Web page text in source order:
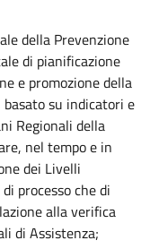
della Prevenzione
di pianificazione
e promozione della
su indicatori e
Regionali della
nel tempo e in
dei Livelli
processo che di
alla verifica
di Assistenza;